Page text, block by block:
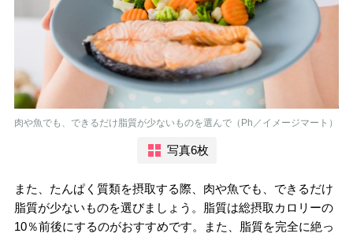
肉や魚でも、できるだけ脂質が少ないものを選んで（Ph／イメージマート）
写真6枚
また、たんぱく質類を摂取する際、肉や魚でも、できるだけ
脂質が少ないものを選びましょう。脂質は総摂取カロリーの
10％前後にするのがおすすめです。また、脂質を完全に絶っ